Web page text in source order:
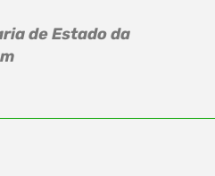
de Estado da